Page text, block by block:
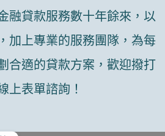
融貸款服務數十年餘來，以
加上專業的服務團隊，為每
合適的貸款方案，歡迎撥打
上表單諮詢！